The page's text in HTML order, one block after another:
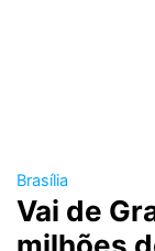
Brasília
Vai de